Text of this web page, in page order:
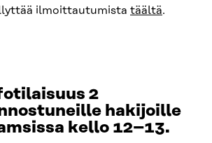
ilmoittautumista täältä.
2
hakijoille
kello 12–13.